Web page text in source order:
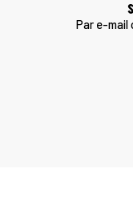
Par e-mail